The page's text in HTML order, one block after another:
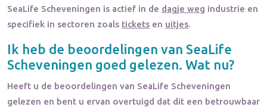
SeaLife Scheveningen is actief in de dagje weg industrie en
specifiek in sectoren zoals tickets en uitjes.
Ik heb de beoordelingen van SeaLife
Scheveningen goed gelezen. Wat nu?
Heeft u de beoordelingen van SeaLife Scheveningen
gelezen en bent u ervan overtuigd dat dit een betrouwbaar